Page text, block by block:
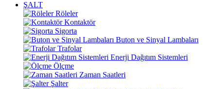
ŞALT
Röleler
Kontaktör
Sigorta
Buton ve Sinyal Lambaları
Trafolar
Enerji Dağıtım Sistemleri
Ölçme
Zaman Saatleri
Şalter